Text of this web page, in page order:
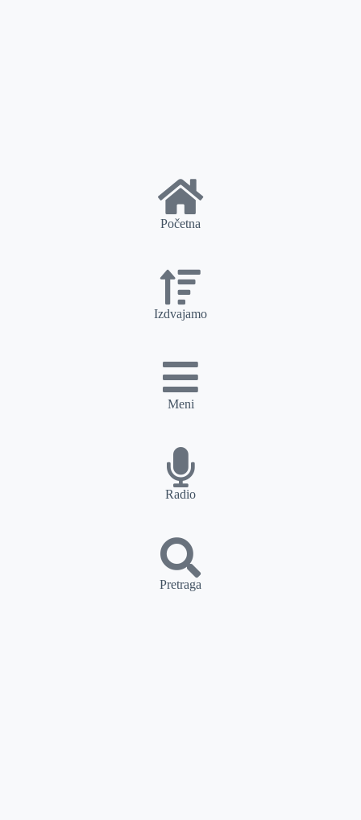
Početna
Izdvajamo
Meni
Radio
Pretraga